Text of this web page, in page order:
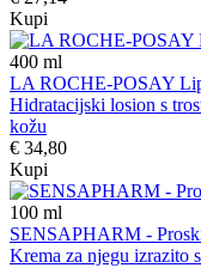
Kupi
400 ml
LA ROCHE-POSAY
Hidratacijski losion s
kožu
€ 34,80
Kupi
100 ml
SENSAPHARM -
Krema za njegu izrazito